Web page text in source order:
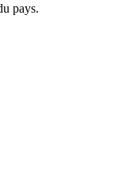
pays.